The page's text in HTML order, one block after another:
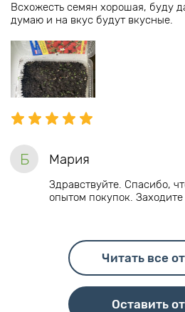
Всхожесть семян хорошая, буду
думаю и на вкус будут вкусные.
Б Мария
Здравствуйте. Спасибо,
опытом покупок.
Читать все
Оставить